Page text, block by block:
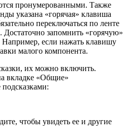
пронумерованными. Также
указана «горячая» клавиша
переключаться по ленте
запомнить «горячую»
если нажать клавишу
малого компонента.
их можно включить.
вкладке «Общие»
подсказками:
чтобы увидеть ее и другие